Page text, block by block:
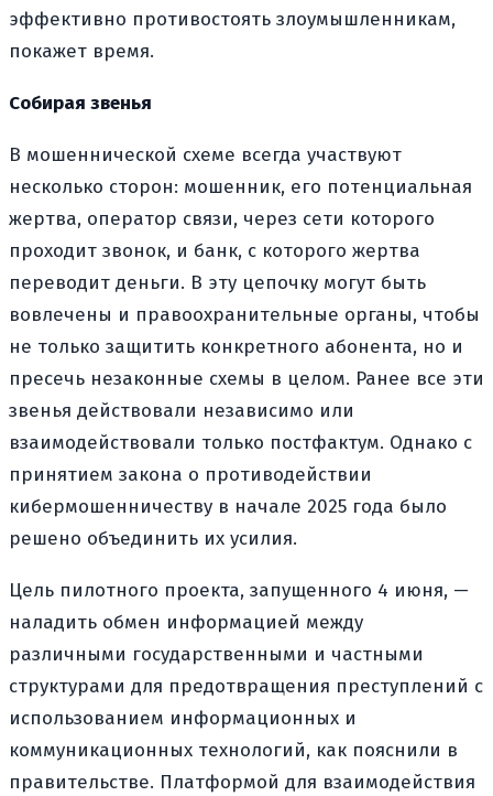
эффективно противостоять злоумышленникам,
покажет время.
Собирая звенья
В мошеннической схеме всегда участвуют
несколько сторон: мошенник, его потенциальная
жертва, оператор связи, через сети которого
проходит звонок, и банк, с которого жертва
переводит деньги. В эту цепочку могут быть
вовлечены и правоохранительные органы, чтобы
не только защитить конкретного абонента, но и
пресечь незаконные схемы в целом. Ранее все эти
звенья действовали независимо или
взаимодействовали только постфактум. Однако с
принятием закона о противодействии
кибермошенничеству в начале 2025 года было
решено объединить их усилия.
Цель пилотного проекта, запущенного 4 июня, —
наладить обмен информацией между
различными государственными и частными
структурами для предотвращения преступлений с
использованием информационных и
коммуникационных технологий, как пояснили в
правительстве. Платформой для взаимодействия